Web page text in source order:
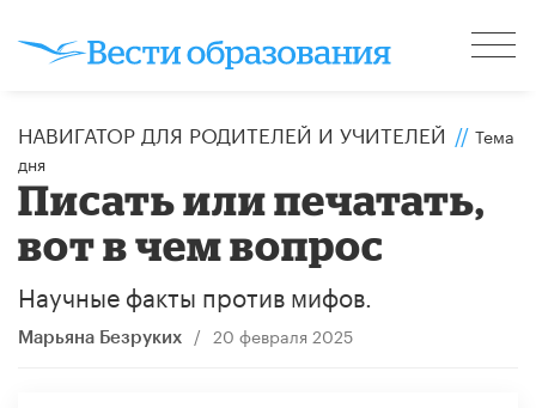
НАВИГАТОР ДЛЯ РОДИТЕЛЕЙ И УЧИТЕЛЕЙ // Тема
дня
Писать или печатать,
вот в чем вопрос
Научные факты против мифов.
Марьяна Безруких / 20 февраля 2025